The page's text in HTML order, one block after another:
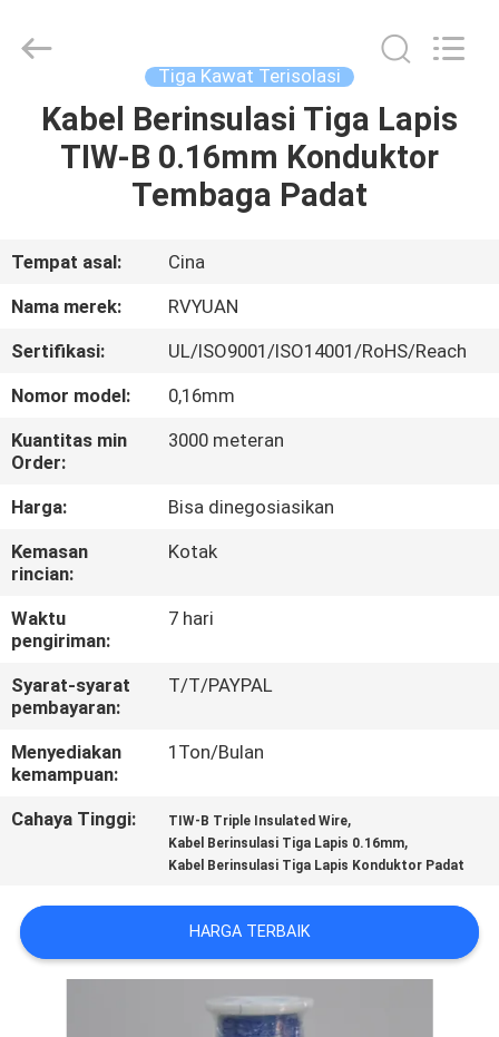
RUMAH
VIDEO
KITA
WISATA
PABRIK
KONTROL
KUALITAS
HUBUNGI
KAMI
BERITA
QUOTE
SUATU
SITEMAP
Material
Co,.Ltd.
Reserved.
Tiga Kawat Terisolasi
Kabel Berinsulasi Tiga Lapis
TIW-B 0.16mm Konduktor
Tembaga Padat
Tempat asal:
Cina
Nama merek:
RVYUAN
Sertifikasi:
UL/ISO9001/ISO14001/RoHS/Reach
Nomor model:
0,16mm
Kuantitas min
Order:
3000 meteran
Harga:
Bisa dinegosiasikan
Kemasan
rincian:
Kotak
Waktu
pengiriman:
7 hari
Syarat-syarat
pembayaran:
T/T/PAYPAL
Menyediakan
kemampuan:
1Ton/Bulan
Cahaya Tinggi: TIW-B Triple Insulated Wire,
Kabel Berinsulasi Tiga Lapis 0.16mm,
Kabel Berinsulasi Tiga Lapis Konduktor Padat
HARGA TERBAIK